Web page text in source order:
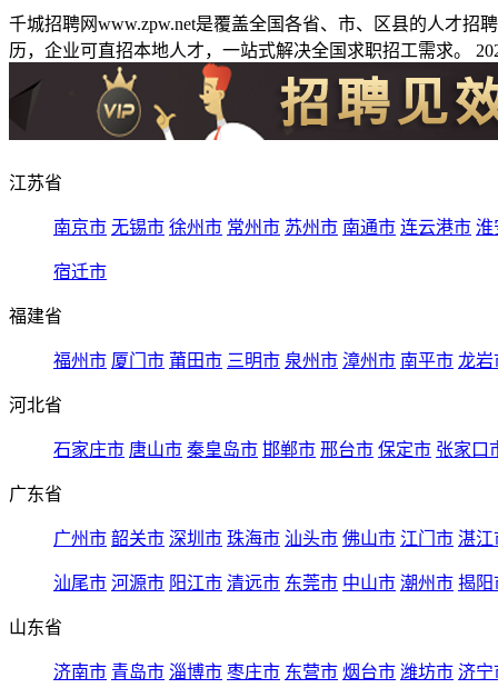
千城招聘网www.zpw.net是覆盖全国各省、市、区县的人才
历，企业可直招本地人才，一站式解决全国求职招工需求。
江苏省
南京市 无锡市 徐州市 常州市 苏州市 南通市 连云港市 淮
宿迁市
福建省
福州市 厦门市 莆田市 三明市 泉州市 漳州市 南平市 龙岩
河北省
石家庄市 唐山市 秦皇岛市 邯郸市 邢台市 保定市 张家口
广东省
广州市 韶关市 深圳市 珠海市 汕头市 佛山市 江门市 湛江
汕尾市 河源市 阳江市 清远市 东莞市 中山市 潮州市 揭阳
山东省
济南市 青岛市 淄博市 枣庄市 东营市 烟台市 潍坊市 济宁